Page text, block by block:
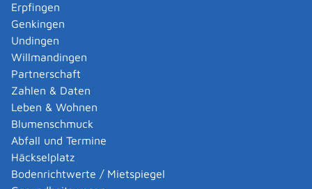
Erpfingen
Genkingen
Undingen
Willmandingen
Partnerschaft
Zahlen & Daten
Leben & Wohnen
Blumenschmuck
Abfall und Termine
Häckselplatz
Bodenrichtwerte / Mietspiegel
Die Regelaltersrente können Sie nicht vorzeitig
erhalten, auch nicht mit Abschlägen.
Wenn Sie eine Regelaltersrente beziehen, können Sie
unbegrenzt hinzuverdienen.
Onlineantrag und Formulare
Auskunfts- und Beratungsstellen - Deutsche
Rentenversicherung
Online-Rentenantrag mit eID-Funktion des
Personalausweises